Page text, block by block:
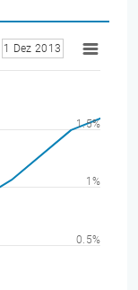
1 Dez 2013
0.5%
1%
1.5%